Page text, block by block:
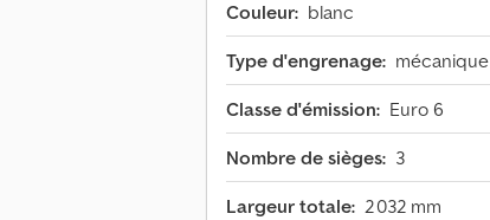
Couleur: blanc
Type d'engrenage: mécanique
Classe d'émission: Euro 6
Nombre de sièges: 3
Largeur totale: 2 032 mm